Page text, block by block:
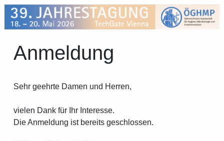
Anmeldung
Sehr geehrte Damen und Herren,
vielen Dank für Ihr Interesse.
Die Anmeldung ist bereits geschlossen.